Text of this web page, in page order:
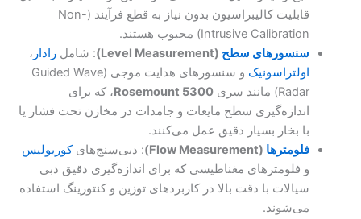
قابلیت کالیبراسیون بدون نیاز به قطع فرآیند (Non-
Intrusive Calibration) محبوب هستند.
سنسورهای سطح (Level Measurement) : شامل رادار ،
اولتراسونیک
و سنسورهای هدایت موجی (Guided Wave
Radar) مانند سری
Rosemount 5300، که برای
اندازه‌گیری سطح مایعات و جامدات در مخازن تحت فشار یا
با بخار بسیار دقیق عمل می‌کنند.
فلومترها (Flow Measurement) : دبی‌سنج‌هایکوریولیس
و فلومترهای مغناطیسی که برای اندازه‌گیری دقیق دبی
سیالات با دقت بالا در کاربردهای توزین و کنتورینگ استفاده
می‌شوند.